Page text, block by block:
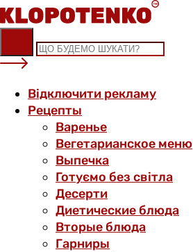
Skip
to
content
Відключити рекламу
Рецепты
Варенье
Вегетарианское меню
Выпечка
Готуємо без світла
Десерти
Диетические блюда
Вторые блюда
Гарниры